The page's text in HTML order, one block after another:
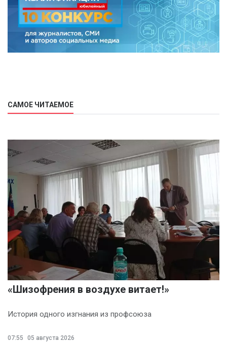
САМОЕ ЧИТАЕМОЕ
«Шизофрения в воздухе витает!»
История одного изгнания из профсоюза
07:55
05 августа 2026